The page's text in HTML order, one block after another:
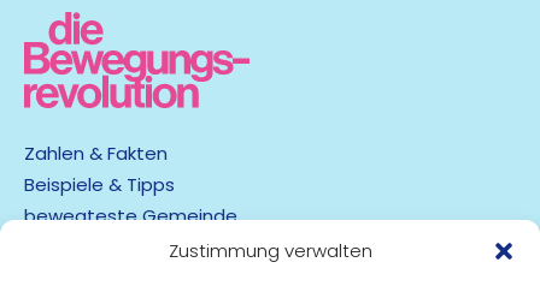
Zustimmung verwalten
Zahlen & Fakten
Beispiele & Tipps
bewegteste Gemeinde